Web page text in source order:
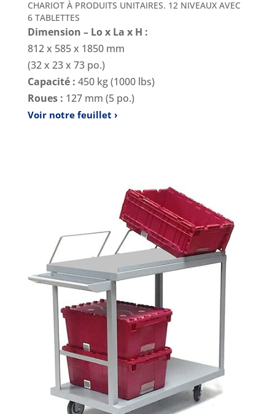
CHARIOT À PRODUITS UNITAIRES. 12 NIVEAUX AVEC
6 TABLETTES
Dimension – Lo x La x H :
812 x 585 x 1850 mm
(32 x 23 x 73 po.)
Capacité : 450 kg (1000 lbs)
Roues : 127 mm (5 po.)
Voir notre feuillet